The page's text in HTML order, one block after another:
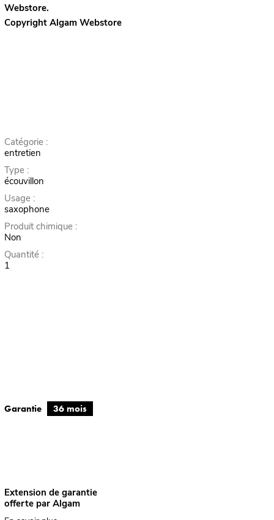
Webstore.
Copyright Algam Webstore
Catégorie :
entretien
Type :
écouvillon
Usage :
saxophone
Produit chimique :
Non
Quantité :
1
Garantie 36 mois
Extension de garantie
offerte par Algam